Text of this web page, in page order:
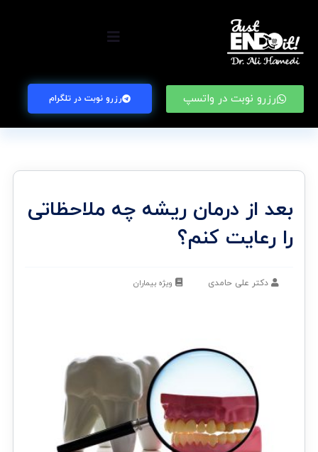
رزرو نوبت در واتسپ رزرو نوبت در تلگرام
بعد از درمان ریشه چه ملاحظاتی
را رعایت کنم؟
دکتر علی حامدی ویژه بیماران